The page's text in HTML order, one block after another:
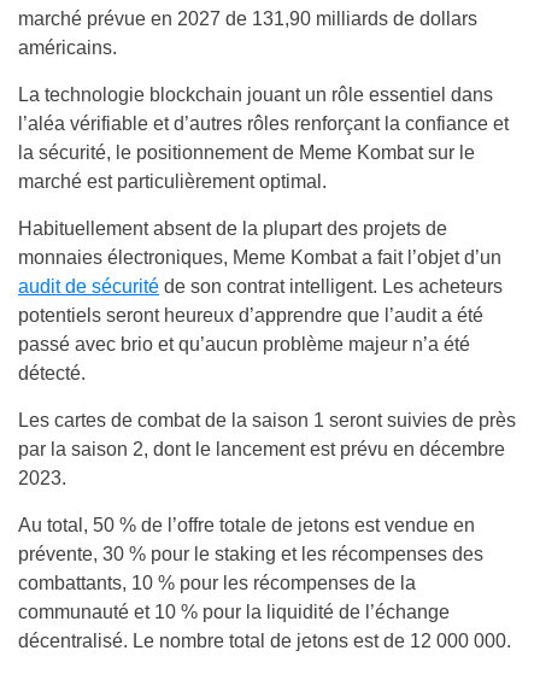
marché prévue en 2027 de 131,90 milliards de dollars
américains.
La technologie blockchain jouant un rôle essentiel dans
l’aléa vérifiable et d’autres rôles renforçant la confiance et
la sécurité, le positionnement de Meme Kombat sur le
marché est particulièrement optimal.
Habituellement absent de la plupart des projets de
monnaies électroniques, Meme Kombat a fait l’objet d’un
audit de sécurité de son contrat intelligent. Les acheteurs
potentiels seront heureux d’apprendre que l’audit a été
passé avec brio et qu’aucun problème majeur n’a été
détecté.
Les cartes de combat de la saison 1 seront suivies de près
par la saison 2, dont le lancement est prévu en décembre
2023.
Au total, 50 % de l’offre totale de jetons est vendue en
prévente, 30 % pour le staking et les récompenses des
combattants, 10 % pour les récompenses de la
communauté et 10 % pour la liquidité de l’échange
décentralisé. Le nombre total de jetons est de 12 000 000.